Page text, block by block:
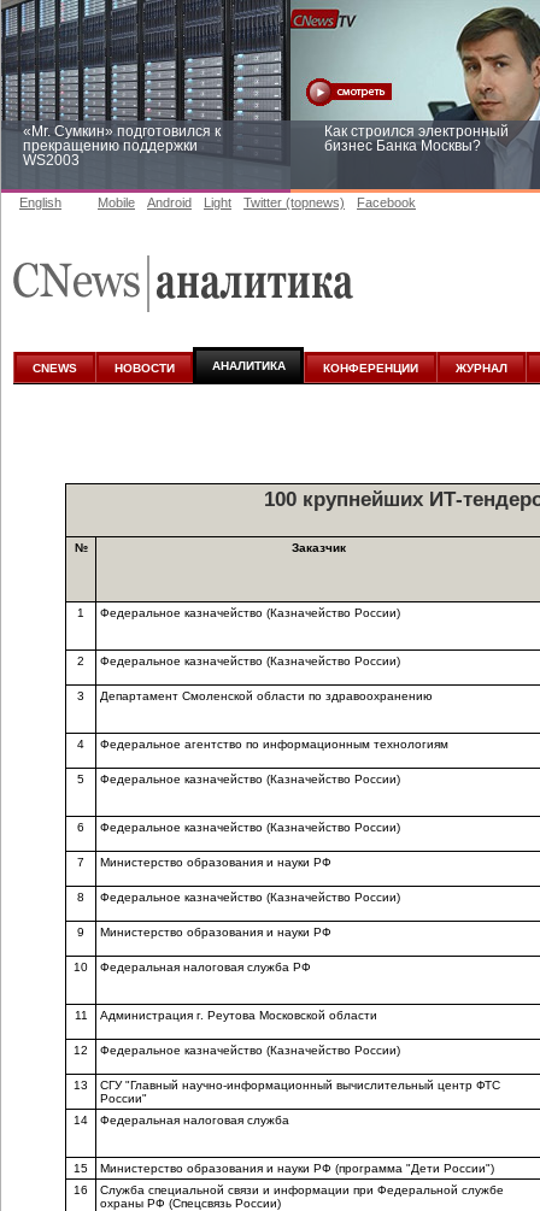
«Mr. Сумкин» подготовился к
прекращению поддержки
WS2003
Как строился электронный
бизнес Банка Москвы?
аналитике
English Mobile Android Light Twitter (topnews) Facebook
CNEWS НОВОСТИ АНАЛИТИКА КОНФЕРЕНЦИИ ЖУРНАЛ
100 крупнейших ИТ-
№ Заказчик
1 Федеральное казначейство (Казначейство России)
2 Федеральное казначейство (Казначейство России)
3 Департамент Смоленской области по здравоохранению
4 Федеральное агентство по информационным технологиям
5 Федеральное казначейство (Казначейство России)
6 Федеральное казначейство (Казначейство России)
7 Министерство образования и науки РФ
8 Федеральное казначейство (Казначейство России)
9 Министерство образования и науки РФ
10 Федеральная налоговая служба РФ
11 Администрация г. Реутова Московской области
12 Федеральное казначейство (Казначейство России)
13
СГУ "Главный научно-информационный вычислительный центр ФТС
России"
14
Федеральная налоговая служба
15
Министерство образования и науки РФ (программа "Дети России")
16
Служба специальной связи и информации при Федеральной службе
охраны РФ (Спецсвязь России)